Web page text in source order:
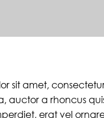
sit amet,
auctor a rhoncus
erat vel